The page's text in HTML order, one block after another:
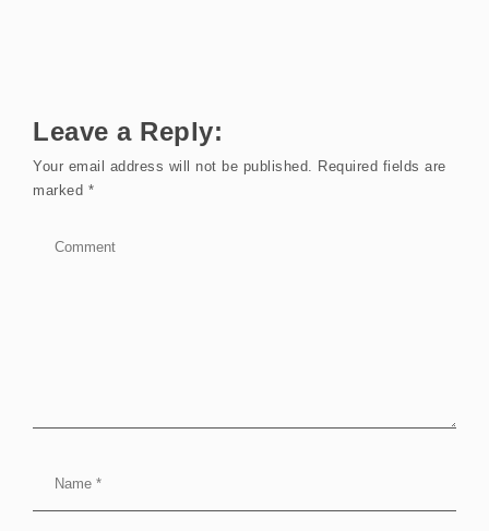
Leave a Reply:
Your email address will not be published. Required fields are
marked *